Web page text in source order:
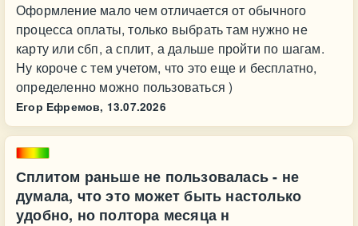
Оформление мало чем отличается от обычного
процесса оплаты, только выбрать там нужно не
карту или сбп, а сплит, а дальше пройти по шагам.
Ну короче с тем учетом, что это еще и бесплатно,
определенно можно пользоваться )
Егор Ефремов, 13.07.2026
Сплитом раньше не пользовалась - не
думала, что это может быть настолько
удобно, но полтора месяца н